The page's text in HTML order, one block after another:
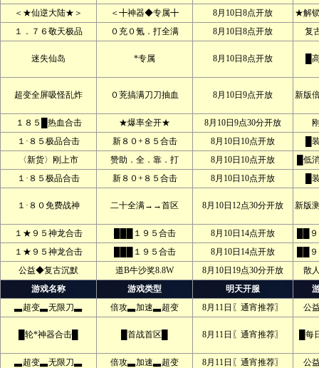
＜★仙逆大陆★＞
＜╋神器◆专属╋ 8月10日8点开放
★解
１．７６敬天极品
０充０氪．打全满 8月10日8点开放 复
迷失仙岛 *专属 8月10日8点开放 █
超变全屏吸怪乱炸 ０茺搞满刀刀抽血 8月10日9点开放 新版
１８５█热血合击 ★爆率全开★ 8月10日9点30分开放
１·８５极品合击
新８０+８５合击 8月10日10点开放
█
〈新货〉刚上市
赞助．全．靠．打 8月10日10点开放
█低
１·８５极品合击
新８０+８５合击 8月10日10点开放 █
１·８０免费战神 二十全满→→首区 8月10日12点30分开放 新版
１★９５神龙合击 ███１９５合击 8月10日14点开放
██
１★９５神龙合击
███１９５合击 8月10日14点开放
██
公益◆复古沉默
道B牛沙奖8.8W 8月10日19点30分开放
散
游戏名称
游戏类型 明天开服
▃超变▃无限刀▃
倍攻▃加速▃超变 8月11日〖通宵推荐〗 公
█轮*神器合击█ █首战首区█ 8月11日〖通宵推荐〗 █每
▃超变▃无限刀▃ 倍攻▃加速▃超变 8月11日〖通宵推荐〗
公